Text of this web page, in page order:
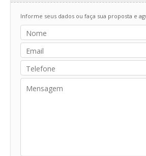
Informe seus dados ou faça sua proposta e